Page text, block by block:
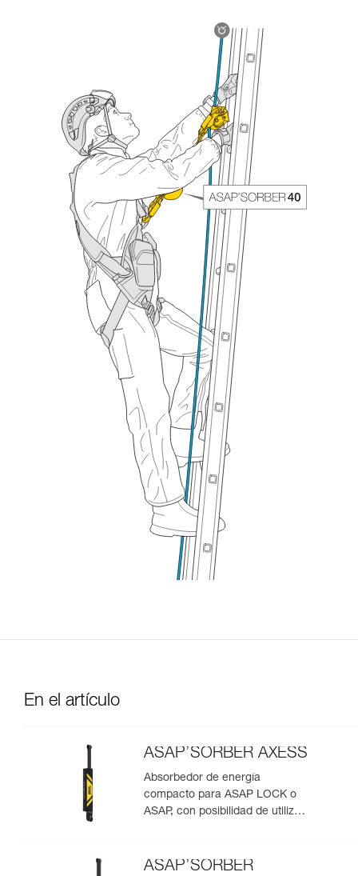
En el artículo
ASAP’SORBER AXESS
Absorbedor de energía
compacto para ASAP LOCK o
ASAP, con posibilidad de utilizar
ASAP’SORBER